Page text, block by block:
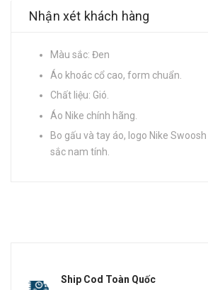
Nhận xét khách hàng
Màu sắc: Đen
Áo khoác cổ cao, form chuẩn.
Chất liệu: Gió.
Áo Nike chính hãng.
Bo gấu và tay áo, logo Nike
sắc nam tính.
Ship Cod Toàn Quốc